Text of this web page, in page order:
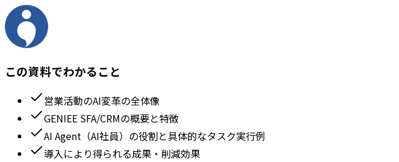
この資料でわかること
営業活動のAI変革の全体像
GENIEE SFA/CRMの概要と特徴
AI Agent（AI社員）の役割と具体的なタスク実行例
導入により得られる成果・削減効果